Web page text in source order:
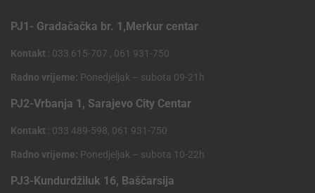
PJ1- Gradačačka br. 1,Merkur centar
Kontakt : 033 615-707 , 061 931-750
Radno vrijeme: Ponedjeljak – subota 09-21h
PJ2-Vrbanja 1, Sarajevo City Centar
Kontakt : 033 489-598, 061 931-750
Radno vrijeme: Ponedjeljak – subota 10-22h
PJ3-Kundurdžiluk 16, Baščarsija